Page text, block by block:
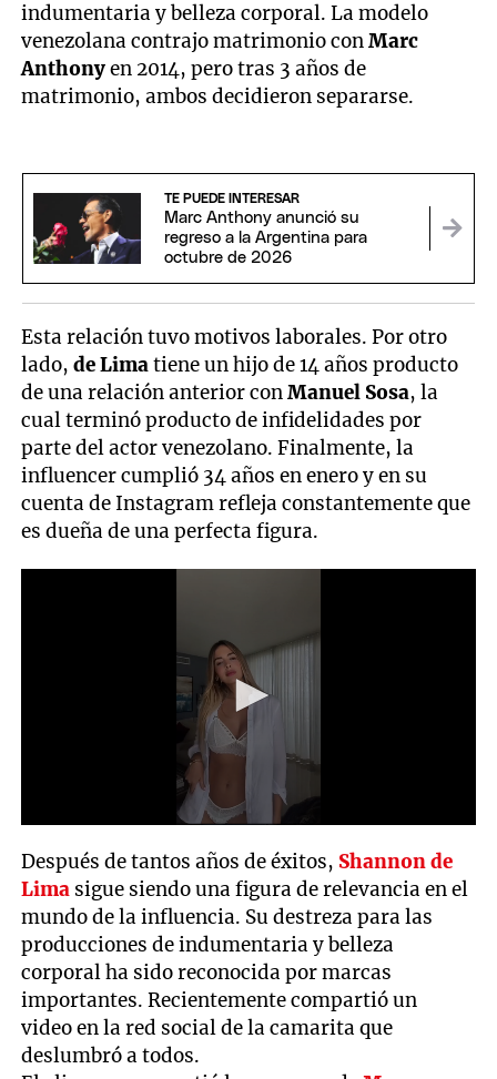
indumentaria y belleza corporal. La modelo
venezolana contrajo matrimonio conMarc
Anthonyen 2014, pero tras 3 años de
matrimonio, ambos decidieron separarse.
TE PUEDE INTERESAR
Marc Anthony anunció su
regreso a la Argentina para
octubre de 2026
Esta relación tuvo motivos laborales. Por otro
lado,de Limatiene un hijo de 14 años producto
de una relación anterior conManuel Sosa, la
cual terminó producto de infidelidades por
parte del actor venezolano. Finalmente, la
influencer cumplió 34 años en enero y en su
cuenta de Instagram refleja constantemente que
es dueña de una perfecta figura.
seconds
of
25
seconds
Después de tantos años de éxitos, Shannon de
Lima sigue siendo una figura de relevancia en el
mundo de la influencia. Su destreza para las
producciones de indumentaria y belleza
corporal ha sido reconocida por marcas
importantes. Recientemente compartió un
video en la red social de la camarita que
deslumbró a todos.